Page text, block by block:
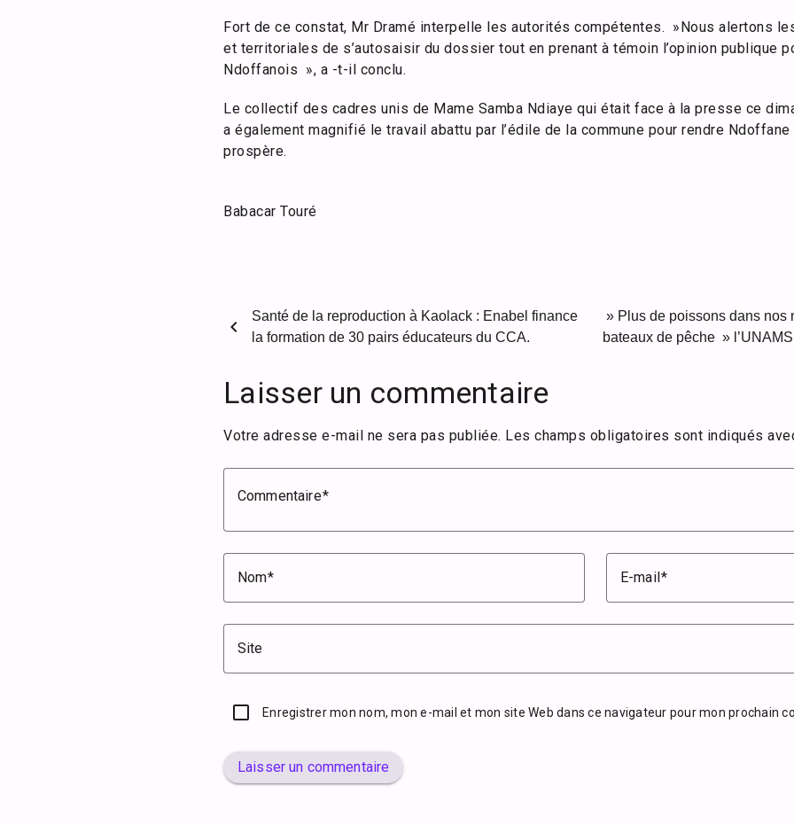
Fort de ce constat, Mr Dramé interpelle les autorités compétentes. »Nous alertons
et territoriales de s’autosaisir du dossier tout en prenant à témoin l’opinion publique
Ndoffanois », a -t-il conclu.
Le collectif des cadres unis de Mame Samba Ndiaye qui était face à la presse ce
a également magnifié le travail abattu par l’édile de la commune pour rendre
prospère.
Babacar Touré
chevron_left
Santé de la reproduction à Kaolack : Enabel finance
la formation de 30 pairs éducateurs du CCA.
» Plus de poissons dans nos
bateaux de pêche »
Laisser un commentaire
Votre adresse e-mail ne sera pas publiée. Les champs obligatoires sont indiqués
Commentaire
Nom E-mail
Site
Enregistrer mon nom, mon e-mail et mon site Web dans ce navigateur pour mon prochain
Laisser un commentaire